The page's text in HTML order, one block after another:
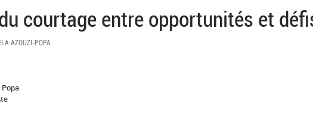
courtage entre opportunités et
AZOUZI-POPA